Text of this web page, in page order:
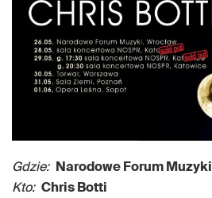
Gdzie: Narodowe Forum Muzyki
Kto: Chris Botti